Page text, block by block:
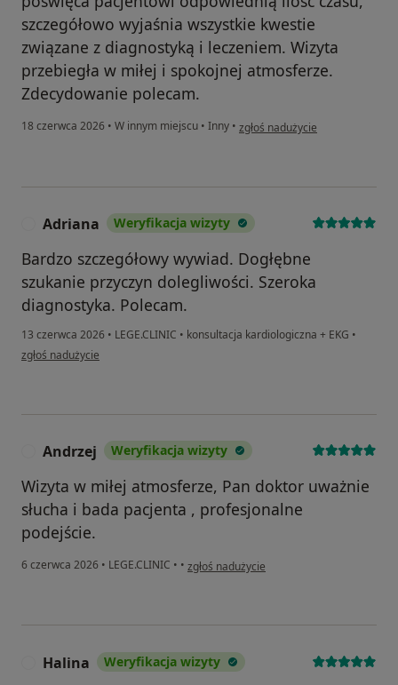
szczegółowo wyjaśnia wszystkie kwestie
związane z diagnostyką i leczeniem. Wizyta
przebiegła w miłej i spokojnej atmosferze.
Zdecydowanie polecam.
18 czerwca 2026 • W innym miejscu • Inny • w opinii użytkownika Joanna K.
zgłoś nadużycie
Adriana Weryfikacja wizyty
Bardzo szczegółowy wywiad. Dogłębne
szukanie przyczyn dolegliwości. Szeroka
diagnostyka. Polecam.
13 czerwca 2026 • LEGE.CLINIC • konsultacja kardiologiczna + EKG •
w opinii użytkownika Adriana
zgłoś nadużycie
Andrzej Weryfikacja wizyty
Wizyta w miłej atmosferze, Pan doktor uważnie
słucha i bada pacjenta , profesjonalne
podejście.
6 czerwca 2026 • LEGE.CLINIC • • w opinii użytkownika Andrzej
zgłoś nadużycie
Halina Weryfikacja wizyty